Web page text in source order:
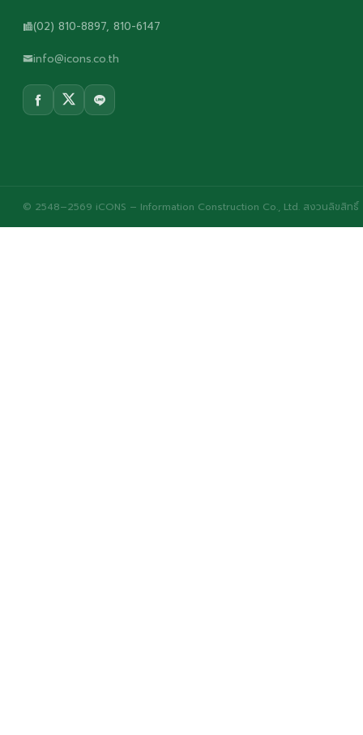
(02) 810-8897, 810-6147
info@icons.co.th
© 2548–2569 iCONS – Information Construction Co., Ltd. สงวนลิขสิทธิ์